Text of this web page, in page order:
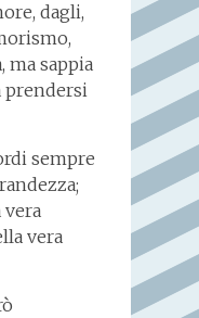
dagli,
ma sappia
prendersi
sempre
vera
vera